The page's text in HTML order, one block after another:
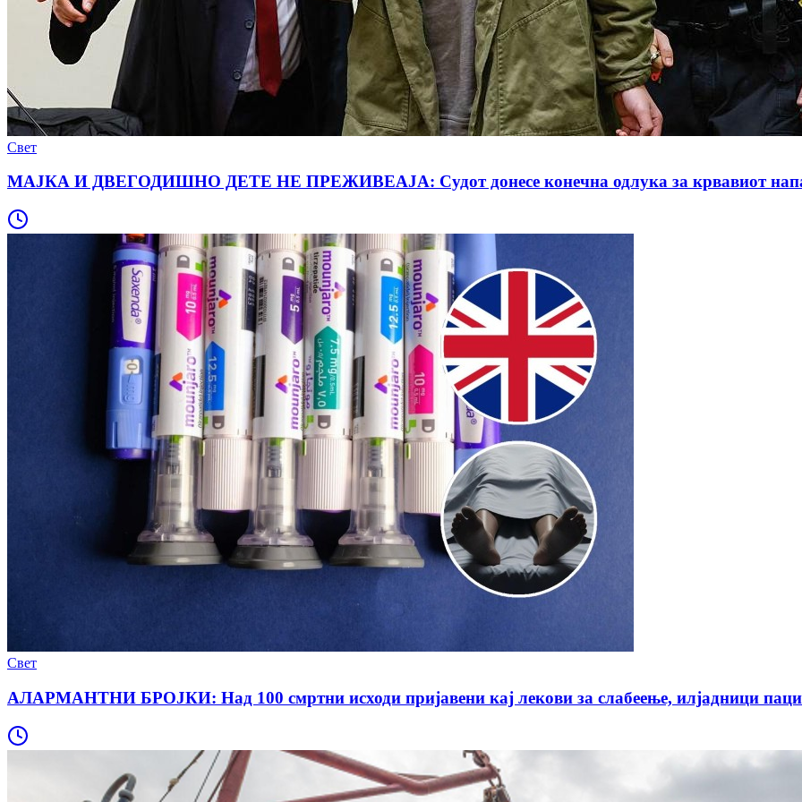
Свет
МАЈКА И ДВЕГОДИШНО ДЕТЕ НЕ ПРЕЖИВЕАЈА: Судот донесе конечна одлука за крвавиот
Свет
АЛАРМАНТНИ БРОЈКИ: Над 100 смртни исходи пријавени кај лекови за слабеење, илјадници